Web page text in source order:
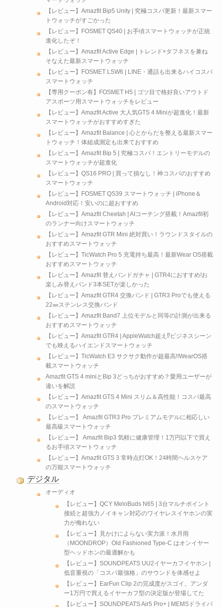
【レビュー】Amazfit Bip5 Unity | 究極コスパ更新！最新スマー
トウォッチがすごかった
【レビュー】FOSMET QS40 | お手頃スマートウォッチが正統
進化したぞ！
【レビュー】Amazfit Active Edge | トレンド×タフネスを兼ね
そなえた最新スマートウォッチ
【レビュー】FOSMET LSW6 | LINE・通話も出来るハイコスパ
スマートウォッチ
【専用クーポン有】FOSMET H5 | ゴツ目で格好良いアウトド
アスポーツ用スマートウォッチをレビュー
【レビュー】Amazfit Active 大人気GTS 4 Miniが超進化！最新
スマートウォッチがおすすめすぎた
【レビュー】Amazfit Balance | 心とからだを整える最新スマー
トウォッチ！体組成測定も出来ておすすめ
【レビュー】Amazfit Bip 5 | 究極コスパ！エントリーモデルの
スマートウォッチが超進化
【レビュー】QS16 PRO | 買って損なし！神コスパのおすすめ
スマートウォッチ
【レビュー】FOSMET QS39 スマートウォッチ | iPhone＆
Android対応！安いのに超おすすめ
【レビュー】Amazfit Cheetah | AIコーチング搭載！Amazfit初
のランナー向けスマートウォッチ
【レビュー】Amazfit GTR Mini 絶対買い！ラウンドスタイルの
おすすめスマートウォッチ
【レビュー】TicWatch Pro 5 充電持ち最高！最新Wear OS搭載
おすすめスマートウォッチ
【レビュー】Amazfit 替えバンドガチャ | GTR4におすすめ!お
楽しみ替えバンド3本SETが楽しかった
【レビュー】Amazfit GTR4 交換バンド | GTR3 Proでも使える
22㎜ステンレス交換バンド
【レビュー】Amazfit Band7 上位モデルと同等の計測が出来る
おすすめスマートウォッチ
【レビュー】Amazfit GTR4 | AppleWatch超え⁉ビジネスシーン
でも映えるハイエンドスマートウォッチ
【レビュー】TicWatch E3 サクサク動作が超最高!!WearOS搭
載スマートウォッチ
Amazfit GTS 4 miniとBip 3どっちがおすすめ？愛用ユーザーが
違いを解説
【レビュー】Amazfit GTS 4 Mini スリム＆高性能！コスパ最高
のスマートウォッチ
【レビュー】 Amazfit GTR3 Pro プレミアムモデルに相応しい
最高級スマートウォッチ
【レビュー】 Amazfit Bip3 気軽に健康管理！1万円以下で買え
るお手頃スマートウォッチ
【レビュー】Amazfit GTS 3 常時点灯OK！24時間ヘルスケア
の万能スマートウォッチ
デジタル
オーディオ
【レビュー】QCY MeloBuds N65 | 3台マルチポイント
接続と超強力ノイキャン対応のワイヤレスイヤホンの実
力が侮れない
【レビュー】見かけによらない実力派！水月雨
（MOONDROP）Old Fashioned Type-C はオンイヤー
型ヘッドホンの最適解かも
【レビュー】SOUNDPEATS UU2イヤーカフイヤホン |
低音重視の「コスパ最強格」のサウンドを体感せよ
【レビュー】EarFun Clip 2の完成度がスゴイ。アンダ
ー1万円で買えるイヤーカフ型の決定版が登場してた
【レビュー】SOUNDPEATS Air5 Pro+ | MEMSドライバ